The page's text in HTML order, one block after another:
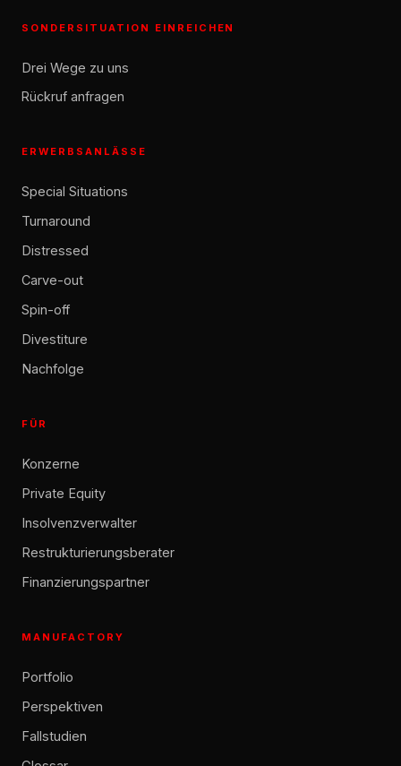
SONDERSITUATION EINREICHEN
Drei Wege zu uns
Rückruf anfragen
ERWERBSANLÄSSE
Special Situations
Turnaround
Distressed
Carve-out
Spin-off
Divestiture
Nachfolge
FÜR
Konzerne
Private Equity
Insolvenzverwalter
Restrukturierungsberater
Finanzierungspartner
MANUFACTORY
Portfolio
Perspektiven
Fallstudien